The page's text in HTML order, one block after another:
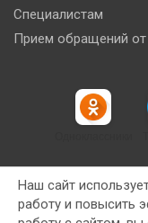
Специалистам
Прием обращений
Наш сайт
работу и повысить